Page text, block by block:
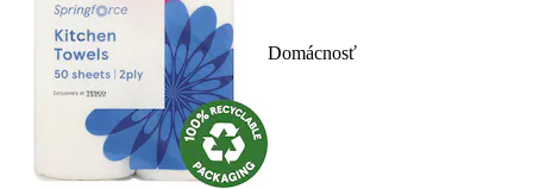
Domácnosť